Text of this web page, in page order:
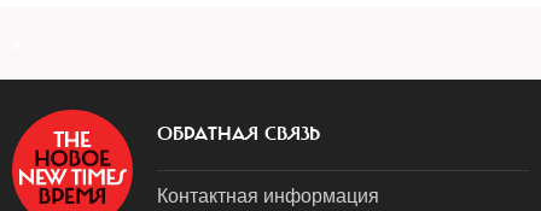
ОБРАТНАЯ СВЯЗЬ
Контактная информация